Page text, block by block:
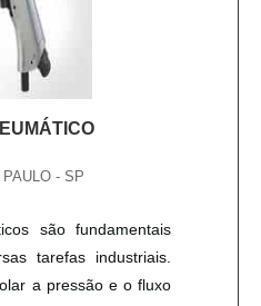
- SP
são fundamentais
tarefas industriais.
a pressão e o fluxo